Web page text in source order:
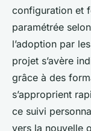
configuration et
paramétrée
l’adoption par
projet s’avère
grâce à des
s’approprient
ce suivi
vers la nouvelle